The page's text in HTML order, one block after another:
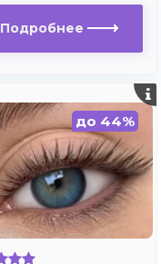
Подробнее
до 44%